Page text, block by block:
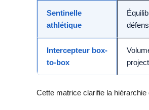
Sentinelle
athlétique
Intercepteur box-
to-box
Cette matrice clarifie la